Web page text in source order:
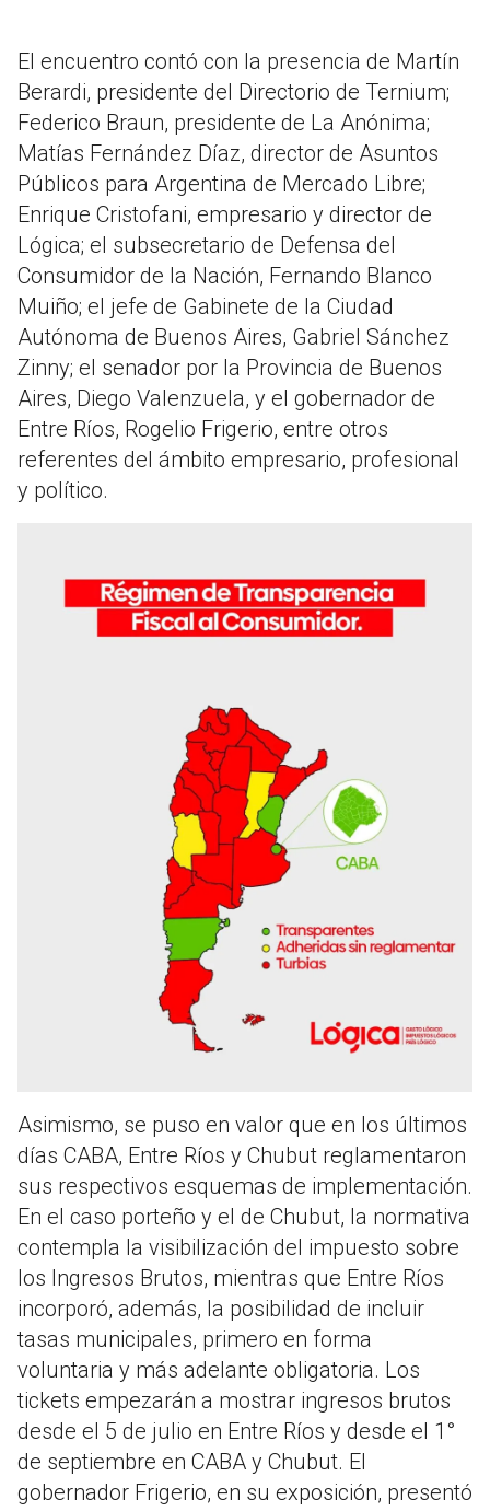
El encuentro contó con la presencia de Martín
Berardi, presidente del Directorio de Ternium;
Federico Braun, presidente de La Anónima;
Matías Fernández Díaz, director de Asuntos
Públicos para Argentina de Mercado Libre;
Enrique Cristofani, empresario y director de
Lógica; el subsecretario de Defensa del
Consumidor de la Nación, Fernando Blanco
Muiño; el jefe de Gabinete de la Ciudad
Autónoma de Buenos Aires, Gabriel Sánchez
Zinny; el senador por la Provincia de Buenos
Aires, Diego Valenzuela, y el gobernador de
Entre Ríos, Rogelio Frigerio, entre otros
referentes del ámbito empresario, profesional
y político.
Asimismo, se puso en valor que en los últimos
días CABA, Entre Ríos y Chubut reglamentaron
sus respectivos esquemas de implementación.
En el caso porteño y el de Chubut, la normativa
contempla la visibilización del impuesto sobre
los Ingresos Brutos, mientras que Entre Ríos
incorporó, además, la posibilidad de incluir
tasas municipales, primero en forma
voluntaria y más adelante obligatoria. Los
tickets empezarán a mostrar ingresos brutos
desde el 5 de julio en Entre Ríos y desde el 1°
de septiembre en CABA y Chubut. El
gobernador Frigerio, en su exposición, presentó